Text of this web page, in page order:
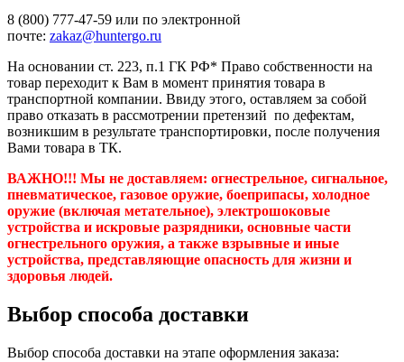
8 (800) 777-47-59 или по электронной
почте: zakaz@huntergo.ru
На основании ст. 223, п.1 ГК РФ* Право собственности на
товар переходит к Вам в момент принятия товара в
транспортной компании. Ввиду этого, оставляем за собой
право отказать в рассмотрении претензий по дефектам,
возникшим в результате транспортировки, после получения
Вами товара в ТК.
ВАЖНО!!! Мы не доставляем: огнестрельное, сигнальное,
пневматическое, газовое оружие, боеприпасы, холодное
оружие (включая метательное), электрошоковые
устройства и искровые разрядники, основные части
огнестрельного оружия, а также взрывные и иные
устройства, представляющие опасность для жизни и
здоровья людей.
Выбор способа доставки
Выбор способа доставки на этапе оформления заказа: